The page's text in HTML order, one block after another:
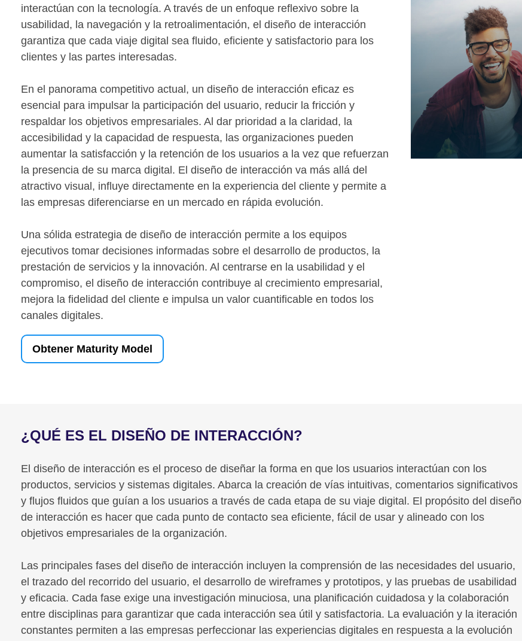
interactúan con la tecnología. A través de un enfoque reflexivo sobre la
usabilidad, la navegación y la retroalimentación, el diseño de interacción
garantiza que cada viaje digital sea fluido, eficiente y satisfactorio para los
clientes y las partes interesadas.
En el panorama competitivo actual, un diseño de interacción eficaz es
esencial para impulsar la participación del usuario, reducir la fricción y
respaldar los objetivos empresariales. Al dar prioridad a la claridad, la
accesibilidad y la capacidad de respuesta, las organizaciones pueden
aumentar la satisfacción y la retención de los usuarios a la vez que refuerzan
la presencia de su marca digital. El diseño de interacción va más allá del
atractivo visual, influye directamente en la experiencia del cliente y permite a
las empresas diferenciarse en un mercado en rápida evolución.
Una sólida estrategia de diseño de interacción permite a los equipos
ejecutivos tomar decisiones informadas sobre el desarrollo de productos, la
prestación de servicios y la innovación. Al centrarse en la usabilidad y el
compromiso, el diseño de interacción contribuye al crecimiento empresarial,
mejora la fidelidad del cliente e impulsa un valor cuantificable en todos los
canales digitales.
Obtener Maturity Model
¿QUÉ ES EL DISEÑO DE INTERACCIÓN?
El diseño de interacción es el proceso de diseñar la forma en que los usuarios interactúan con los
productos, servicios y sistemas digitales. Abarca la creación de vías intuitivas, comentarios significativos
y flujos fluidos que guían a los usuarios a través de cada etapa de su viaje digital. El propósito del diseño
de interacción es hacer que cada punto de contacto sea eficiente, fácil de usar y alineado con los
objetivos empresariales de la organización.
Las principales fases del diseño de interacción incluyen la comprensión de las necesidades del usuario,
el trazado del recorrido del usuario, el desarrollo de wireframes y prototipos, y las pruebas de usabilidad
y eficacia. Cada fase exige una investigación minuciosa, una planificación cuidadosa y la colaboración
entre disciplinas para garantizar que cada interacción sea útil y satisfactoria. La evaluación y la iteración
constantes permiten a las empresas perfeccionar las experiencias digitales en respuesta a la evolución